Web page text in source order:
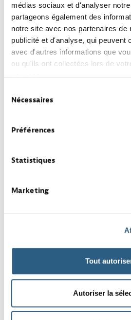
médias sociaux et d'analyser
partageons également des
notre site avec nos partenaires de
publicité et d'analyse, qui peuvent
avec d'autres informations que
ou qu'ils ont collectées lors de
Nécessaires
Préférences
Statistiques
Marketing
Tout
Autoriser la
Façadier
par
Industrie
Temps